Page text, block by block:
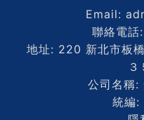
Email:
聯絡電
地址: 220 新北市板
公司名稱:
統編